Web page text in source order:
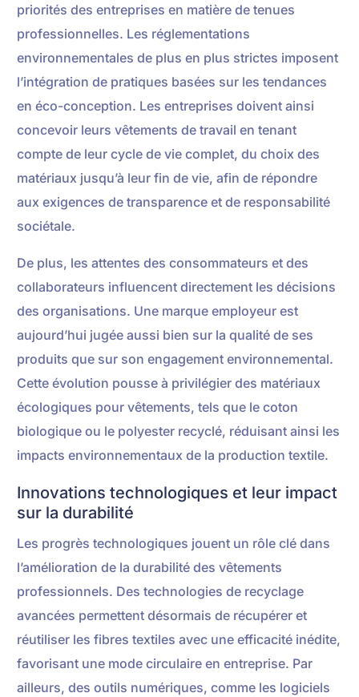
priorités des entreprises en matière de tenues
professionnelles. Les réglementations
environnementales de plus en plus strictes imposent
l’intégration de pratiques basées sur les tendances
en éco-conception. Les entreprises doivent ainsi
concevoir leurs vêtements de travail en tenant
compte de leur cycle de vie complet, du choix des
matériaux jusqu’à leur fin de vie, afin de répondre
aux exigences de transparence et de responsabilité
sociétale.
De plus, les attentes des consommateurs et des
collaborateurs influencent directement les décisions
des organisations. Une marque employeur est
aujourd’hui jugée aussi bien sur la qualité de ses
produits que sur son engagement environnemental.
Cette évolution pousse à privilégier des matériaux
écologiques pour vêtements, tels que le coton
biologique ou le polyester recyclé, réduisant ainsi les
impacts environnementaux de la production textile.
Innovations technologiques et leur impact
sur la durabilité
Les progrès technologiques jouent un rôle clé dans
l’amélioration de la durabilité des vêtements
professionnels. Des technologies de recyclage
avancées permettent désormais de récupérer et
réutiliser les fibres textiles avec une efficacité inédite,
favorisant une mode circulaire en entreprise. Par
ailleurs, des outils numériques, comme les logiciels